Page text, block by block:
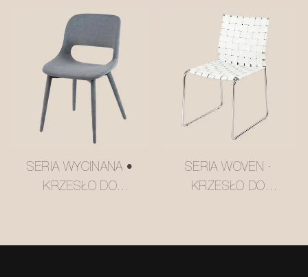
M2252-2
M2252-3
SERIA WYCINANA •
KRZESŁO DO
SERIA WOVEN ·
KRZESŁO DO
KRATKĘ NR M2158